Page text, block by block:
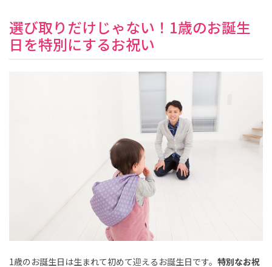
選び取りだけじゃない！1歳のお誕生
日を特別にするお祝い
1歳のお誕生日は生まれて初めて迎えるお誕生日です。 特別なお祝